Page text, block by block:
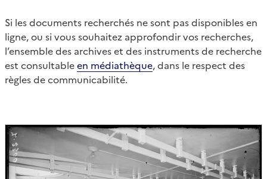
Si les documents recherchés ne sont pas disponibles en
ligne, ou si vous souhaitez approfondir vos recherches,
l’ensemble des archives et des instruments de recherche
est consultableen médiathèque, dans le respect des
règles de communicabilité.